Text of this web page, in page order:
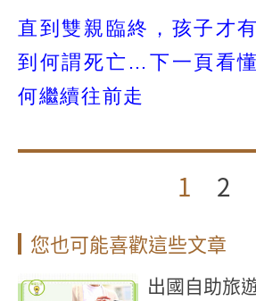
直到雙親臨終，孩子才
到何謂死亡…下一頁看
何繼續往前走
1 2
您也可能喜歡這些文章
出國自助旅